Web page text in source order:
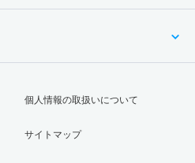
個人情報の取扱いについて
サイトマップ